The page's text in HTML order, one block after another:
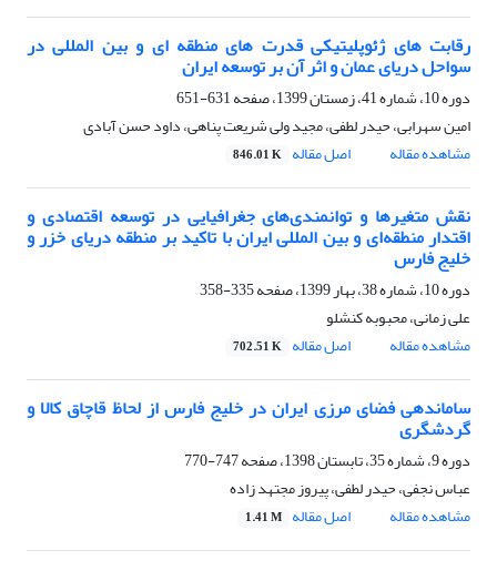
رقابت های ژئوپلیتیکی قدرت های منطقه ای و بین المللی در
سواحل دریای عمان و اثر آن بر توسعه ایران
دوره 10، شماره 41، زمستان 1399، صفحه
631-651
امین سهرابی، حیدر لطفی، مجید ولی شریعت پناهی، داود حسن آبادی
مشاهده مقاله
اصل مقاله 846.01 K
نقش متغیرها و توانمندی‌های جغرافیایی در توسعه اقتصادی و
اقتدار منطقه‌ای و بین المللی ایران با تاکید بر منطقه دریای خزر و
خلیج فارس
دوره 10، شماره 38، بهار 1399، صفحه
335-358
علی زمانی، محبوبه کنشلو
مشاهده مقاله
اصل مقاله 702.51 K
ساماندهی فضای مرزی ایران در خلیج فارس از لحاظ قاچاق کالا و
گردشگری
دوره 9، شماره 35، تابستان 1398، صفحه
747-770
عباس نجفی، حیدر لطفی، پیروز مجتهد زاده
مشاهده مقاله
اصل مقاله 1.41 M